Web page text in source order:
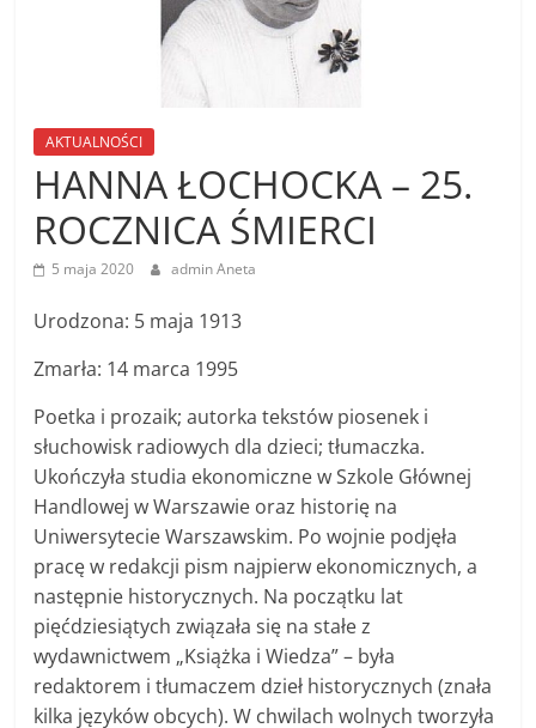
AKTUALNOŚCI
HANNA ŁOCHOCKA – 25.
ROCZNICA ŚMIERCI
5 maja 2020 admin Aneta
Urodzona: 5 maja 1913
Zmarła: 14 marca 1995
Poetka i prozaik; autorka tekstów piosenek i
słuchowisk radiowych dla dzieci; tłumaczka.
Ukończyła studia ekonomiczne w Szkole Głównej
Handlowej w Warszawie oraz historię na
Uniwersytecie Warszawskim. Po wojnie podjęła
pracę w redakcji pism najpierw ekonomicznych, a
następnie historycznych. Na początku lat
pięćdziesiątych związała się na stałe z
wydawnictwem „Książka i Wiedza” – była
redaktorem i tłumaczem dzieł historycznych (znała
kilka języków obcych). W chwilach wolnych tworzyła